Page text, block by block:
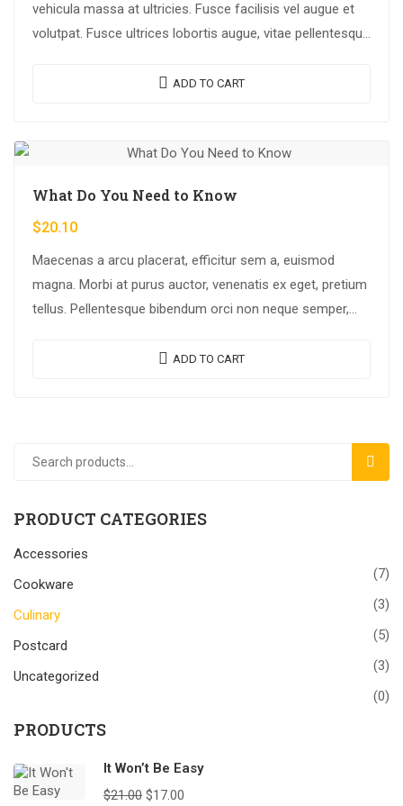
vehicula massa at ultricies. Fusce facilisis vel augue et
volutpat. Fusce ultrices lobortis augue, vitae pellentesque
ADD TO CART
What Do You Need to Know
$20.10
Maecenas a arcu placerat, efficitur sem a, euismod
magna. Morbi at purus auctor, venenatis ex eget, pretium
tellus. Pellentesque bibendum orci non neque semper,
ADD TO CART
PRODUCT CATEGORIES
Accessories
(7)
Cookware
(3)
Culinary
(5)
Postcard
(3)
Uncategorized
(0)
PRODUCTS
It Won’t Be Easy
$21.00 $17.00